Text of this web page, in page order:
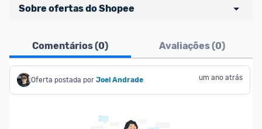
Sobre ofertas do Shopee
Para maior segurança da comunidade, somente
são aceitas ofertas de Lojas Oficiais
, ou seja,
vendedores que representam empresas validadas
Comentários (0) Avaliações (0)
Oferta postada por Joel Andrade um ano atrás